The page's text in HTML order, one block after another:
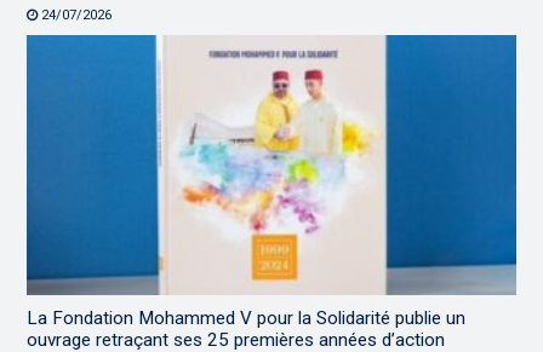
24/07/2026
La Fondation Mohammed V pour la Solidarité publie un
ouvrage retraçant ses 25 premières années d’action